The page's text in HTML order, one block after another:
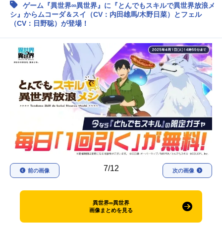
マンガ・ラノベ ゲーム・アプリ 音楽 コスプレ
2.5次元 配信・Vtuber トレンド 無料マンガ
アニメ記事一覧 声優記事一覧
実写化映画一覧
今期アニメ曜日別一覧
夏アニメ
秋アニメ
ゲーム『異世界∞異世界』に『とんでもスキルで異世界放浪メ
シ』からムコーダ＆スイ（CV：内田雄馬/木野日菜）とフェル
（CV：日野聡）が登場！
7/12
前の画像 次の画像
異世界∞異世界
画像まとめを見る